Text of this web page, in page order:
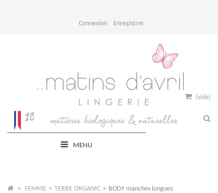
Connexion Enregistrer
MENU
(vide)
> FEMME > TERRE ORGANIC > BODY manches longues